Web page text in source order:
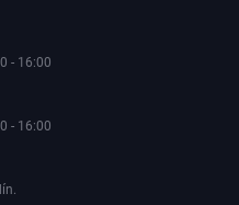
- 16:00
- 16:00